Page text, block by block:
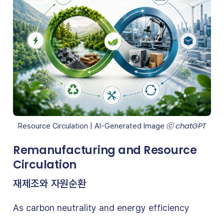
Resource Circulation | AI-Generated Image ⓒ chatGPT
Remanufacturing and Resource
Circulation
재제조와 자원순환
As carbon neutrality and energy efficiency